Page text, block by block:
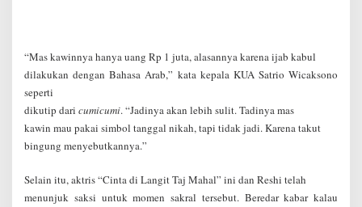
“Mas kawinnya hanya uang Rp 1 juta, alasannya karena ijab kabul
dilakukan dengan Bahasa Arab,” kata kepala KUA Satrio Wicaksono
seperti
dikutip dari cumicumi. “Jadinya akan lebih sulit. Tadinya mas
kawin mau pakai simbol tanggal nikah, tapi tidak jadi. Karena takut
bingung menyebutkannya.”
Selain itu, aktris “Cinta di Langit Taj Mahal” ini dan Reshi telah
menunjuk saksi untuk momen sakral tersebut. Beredar kabar kalau